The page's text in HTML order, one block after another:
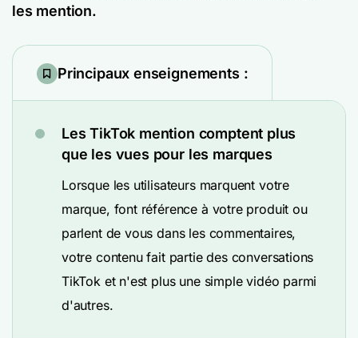
les mention.
Principaux enseignements :
Les TikTok mention comptent plus
que les vues pour les marques
Lorsque les utilisateurs marquent votre
marque, font référence à votre produit ou
parlent de vous dans les commentaires,
votre contenu fait partie des conversations
TikTok et n'est plus une simple vidéo parmi
d'autres.